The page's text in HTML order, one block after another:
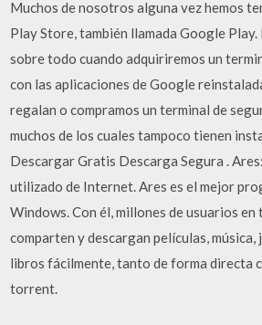
Muchos de nosotros alguna vez hemos
Play Store, también llamada Google
sobre todo cuando adquiriremos un
con las aplicaciones de Google
regalan o compramos un terminal de
muchos de los cuales tampoco tienen
Descargar Gratis Descarga Segura .
utilizado de Internet. Ares es el mejor
Windows. Con él, millones de usuarios en
comparten y descargan películas,
libros fácilmente, tanto de forma directa
torrent.